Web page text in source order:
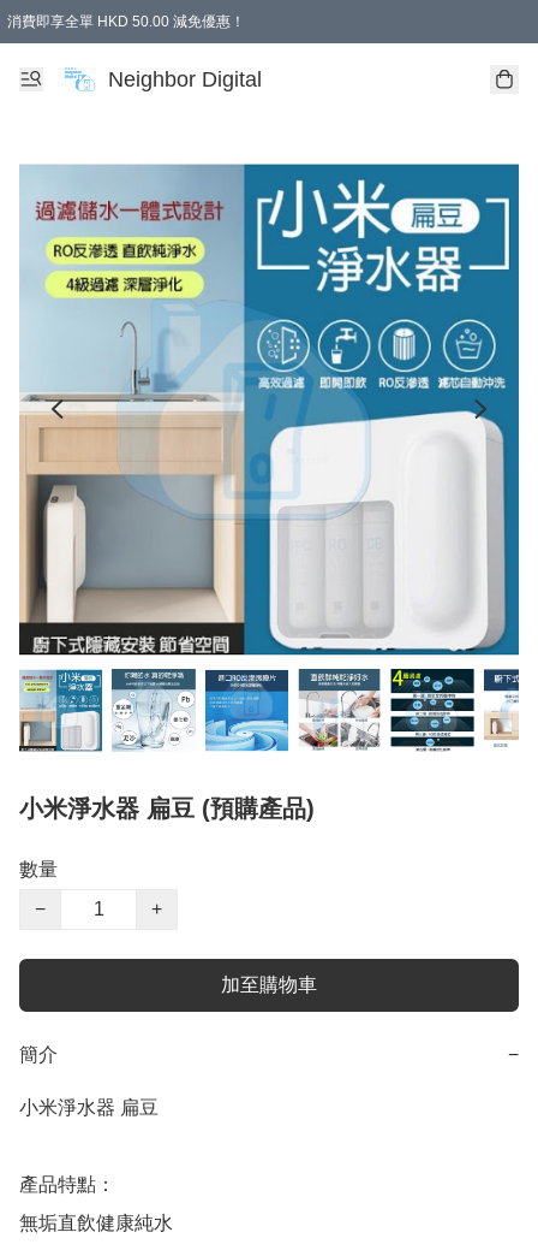
消費即享全單 HKD 50.00 減免優惠！
Neighbor Digital
小米淨水器 扁豆 (預購產品)
數量
−
+
加至購物車
簡介 −
小米淨水器 扁豆
產品特點：
無垢直飲健康純水